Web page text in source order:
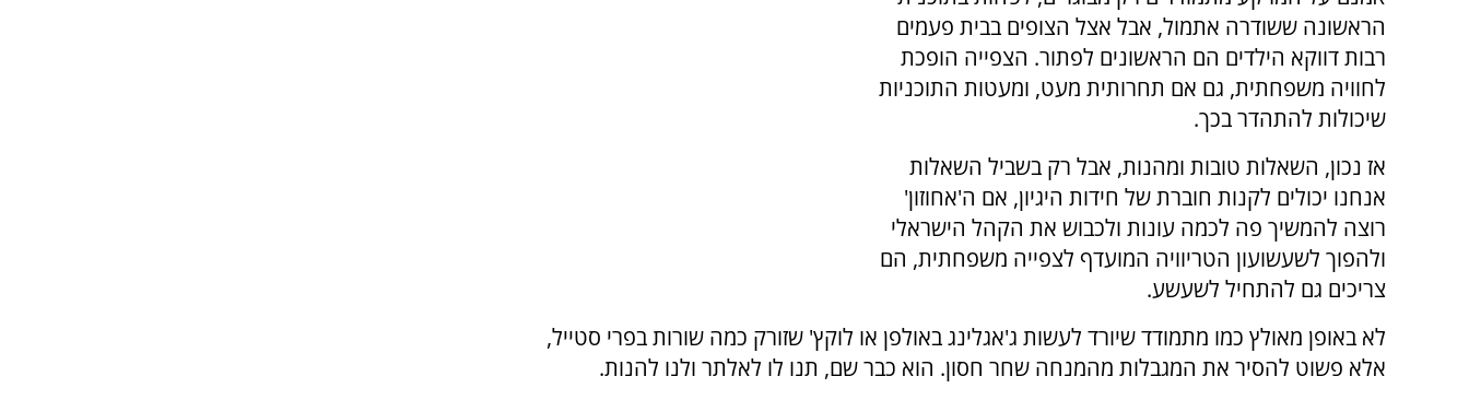
הראשונה ששודרה אתמול, אבל אצל הצופים בבית פעמים
רבות דווקא הילדים הם הראשונים לפתור. הצפייה הופכת
לחוויה משפחתית, גם אם תחרותית מעט, ומעטות התוכניות
שיכולות להתהדר בכך.
אז נכון, השאלות טובות ומהנות, אבל רק בשביל השאלות
אנחנו יכולים לקנות חוברת של חידות היגיון, אם ה'אחוזון'
רוצה להמשיך פה לכמה עונות ולכבוש את הקהל הישראלי
ולהפוך לשעשועון הטריוויה המועדף לצפייה משפחתית, הם
צריכים גם להתחיל לשעשע.
לא באופן מאולץ כמו מתמודד שיורד לעשות ג'אגלינג באולפן או לוקץ' שזורק כמה שורות בפרי סטייל,
אלא פשוט להסיר את המגבלות מהמנחה שחר חסון. הוא כבר שם, תנו לו לאלתר ולנו להנות.